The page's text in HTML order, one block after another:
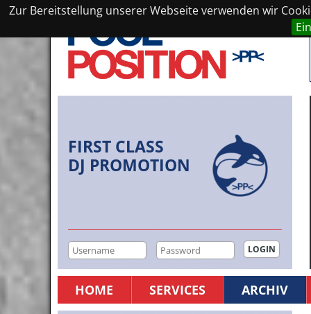
Zur Bereitstellung unserer Webseite verwenden wir
FIRST CLASS
DJ PROMOTION
HOME SERVICES ARCHIV